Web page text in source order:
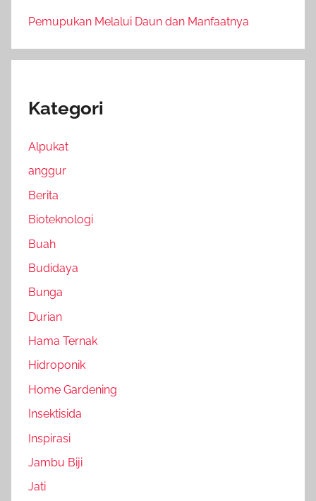
Pemupukan Melalui Daun dan Manfaatnya
Kategori
Alpukat
anggur
Berita
Bioteknologi
Buah
Budidaya
Bunga
Durian
Hama Ternak
Hidroponik
Home Gardening
Insektisida
Inspirasi
Jambu Biji
Jati